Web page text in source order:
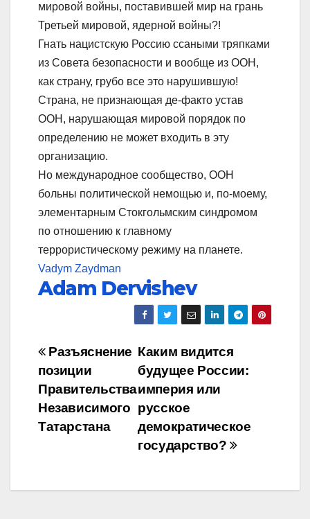
мировой войны, поставившей мир на грань
Третьей мировой, ядерной войны?!
Гнать нацистскую Россию ссаными тряпками
из Совета безопасности и вообще из ООН,
как страну, грубо все это нарушившую!
Страна, не признающая де-факто устав
ООН, нарушающая мировой порядок по
определению не может входить в эту
организацию.
Но международное сообщество, ООН
больны политической немощью и, по-моему,
элементарным Стокгольмским синдромом
по отношению к главному
террористическому режиму на планете.
Vadym Zaydman
Adam Dervishev
Навигация
по
записям
Каким видится
будущее России:
империя или
русское
демократическое
государство?
Рaзъяснение
позиции
Правительства
Независимого
Татарстана